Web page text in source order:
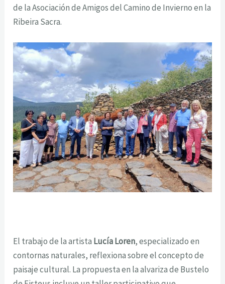
de la Asociación de Amigos del Camino de Invierno en la
Ribeira Sacra.
El trabajo de la artista Lucía Loren, especializado en
contornas naturales, reflexiona sobre el concepto de
paisaje cultural. La propuesta en la alvariza de Bustelo